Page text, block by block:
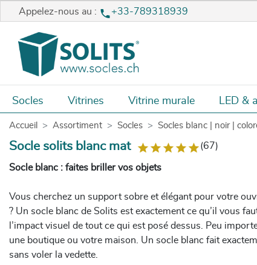
Appelez-nous au : +33-789318939
Socles Vitrines Vitrine murale LED &
Accueil Assortiment Socles Socles blanc | noir |
Socle solits blanc mat (67)
Socle blanc : faites briller vos objets
Vous cherchez un support sobre et élégant pour votre
? Un socle blanc de Solits est exactement ce qu’il vous
l’impact visuel de tout ce qui est posé dessus. Peu
une boutique ou votre maison. Un socle blanc fait
sans voler la vedette.